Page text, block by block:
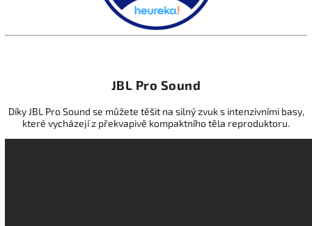
JBL Pro Sound
Díky JBL Pro Sound se můžete těšit na silný zvuk s intenzivními basy,
které vycházejí z překvapivě kompaktního těla reproduktoru.